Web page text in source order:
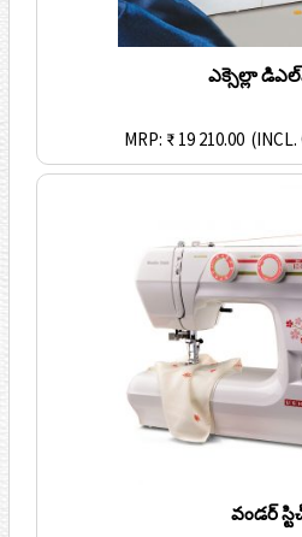
ఎక్సెల్లా
MRP: ₹ 19 210.00 (INCL.
వండర్